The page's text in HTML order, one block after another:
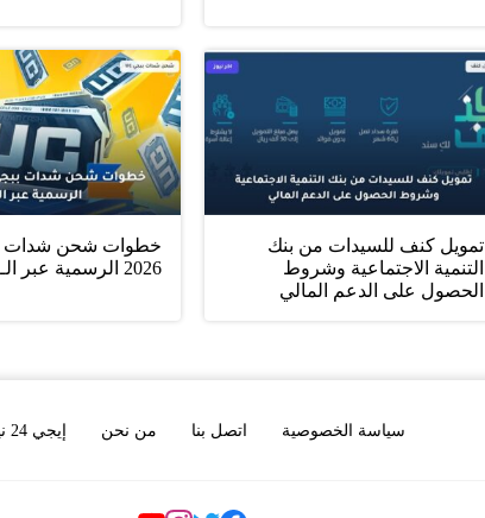
تمويل كنف للسيدات من بنك
التنمية الاجتماعية وشروط
الحصول على الدعم المالي
خطوات شحن شدات
2026 الرسمية عبر الـ ID
سياسة الخصوصية اتصل بنا من نحن إيجي 24 نيوز